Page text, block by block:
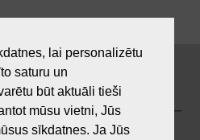
"LAIKS"
lai personalizētu
saturu un
būt aktuāli tieši
mūsu vietni, Jūs
sīkdatnes. Ja Jūs